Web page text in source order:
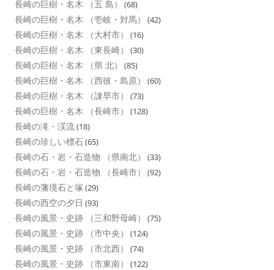
長崎の巨樹・名木 （五 島） (68)
長崎の巨樹・名木 （壱岐・対馬） (42)
長崎の巨樹・名木 （大村市） (16)
長崎の巨樹・名木 （東長崎） (30)
長崎の巨樹・名木 （県 北） (85)
長崎の巨樹・名木 （西彼・島原） (60)
長崎の巨樹・名木 （諌早市） (73)
長崎の巨樹・名木 （長崎市） (128)
長崎の滝・渓流(18)
長崎の珍しい標石(65)
長崎の石・岩・石造物 （県南北） (33)
長崎の石・岩・石造物 （長崎市） (92)
長崎の藩境石と塚 (29)
長崎の西空の夕日 (93)
長崎の風景・史跡 （三和野母崎） (75)
長崎の風景・史跡 （市中央） (124)
長崎の風景・史跡 （市北西） (74)
長崎の風景・史跡 （市東南） (122)